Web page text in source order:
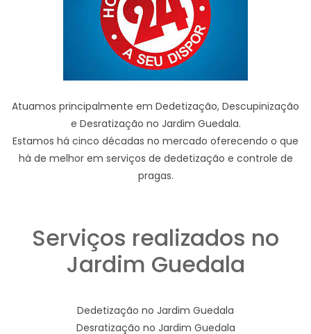
Atuamos principalmente em Dedetização, Descupinização
e Desratização no Jardim Guedala.
Estamos há cinco décadas no mercado oferecendo o que
há de melhor em serviços de dedetização e controle de
pragas.
Serviços realizados no
Jardim Guedala
Dedetização no Jardim Guedala
Desratização no Jardim Guedala